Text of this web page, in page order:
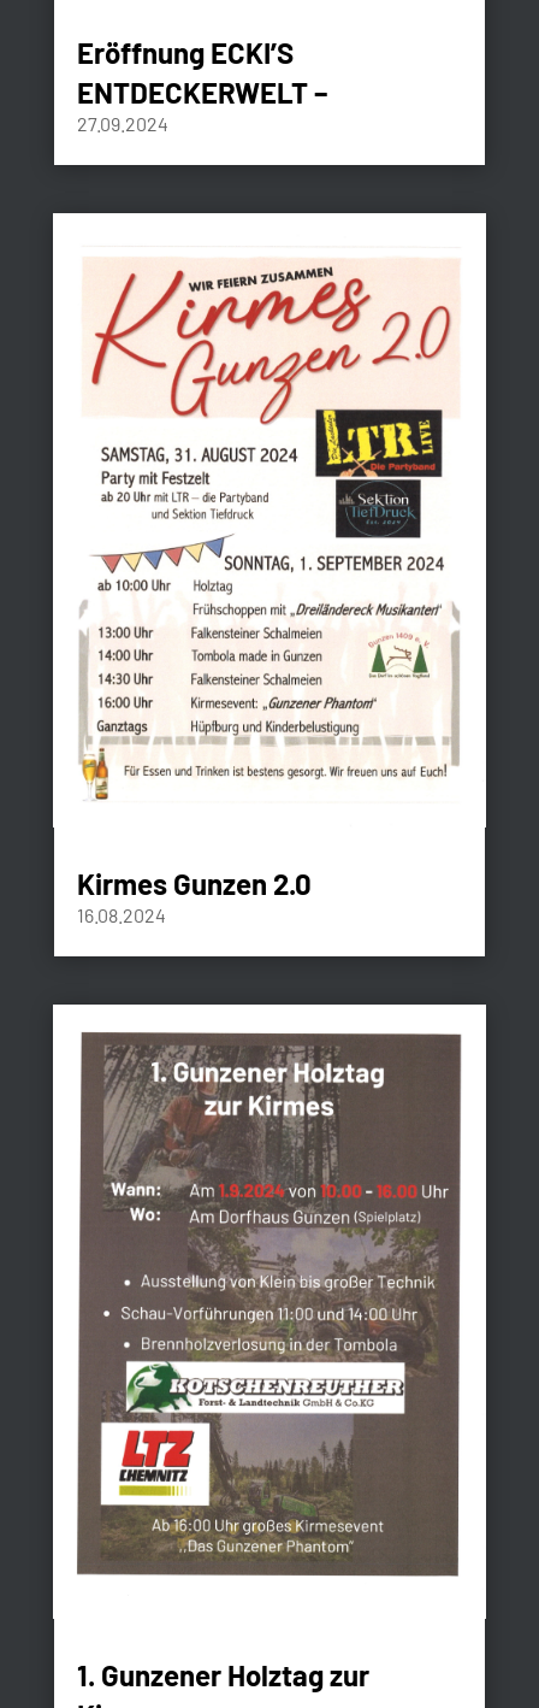
Eröffnung ECKI’S
ENTDECKERWELT –
27.09.2024
Kirmes Gunzen 2.0
16.08.2024
1. Gunzener Holztag zur